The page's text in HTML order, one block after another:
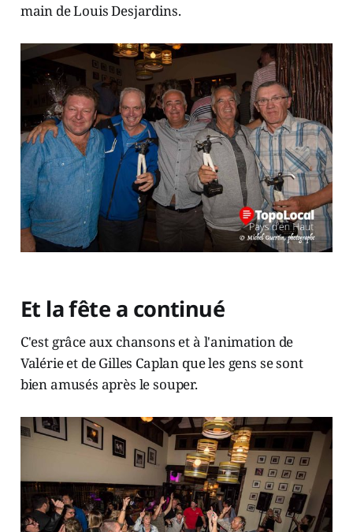
main de Louis Desjardins.
Et la fête a continué
C'est grâce aux chansons et à l'animation de
Valérie et de Gilles Caplan que les gens se sont
bien amusés après le souper.